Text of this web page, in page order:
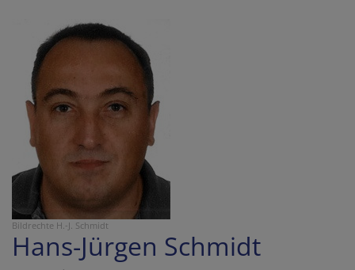
Bildrechte H.-J. Schmidt
Hans-Jürgen Schmidt